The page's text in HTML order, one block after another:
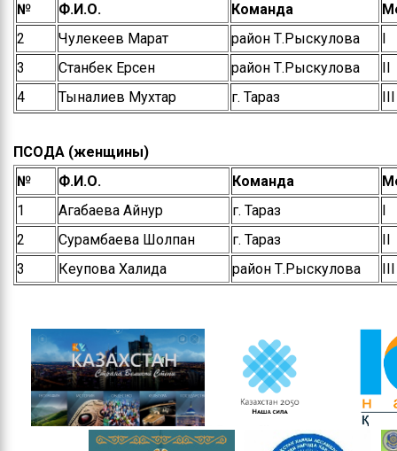
№
Ф.И.О. Команда
2
Чулекеев Марат район Т.Рыскулова
І
3
Станбек Ерсен район Т.Рыскулова
ІІ
4
Тыналиев Мухтар г. Тараз ІІІ
ПСОДА (женщины)
№
Ф.И.О. Команда
1
Агабаева Айнур г. Тараз
І
2
Сурамбаева Шолпан г. Тараз
ІІ
3
Кеупова Халида район Т.Рыскулова ІІІ